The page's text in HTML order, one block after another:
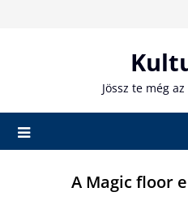
Jössz te még
A Magic floor